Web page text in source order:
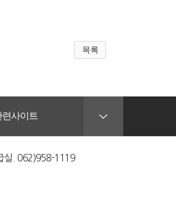
목록
련사이트
. 062)958-1119